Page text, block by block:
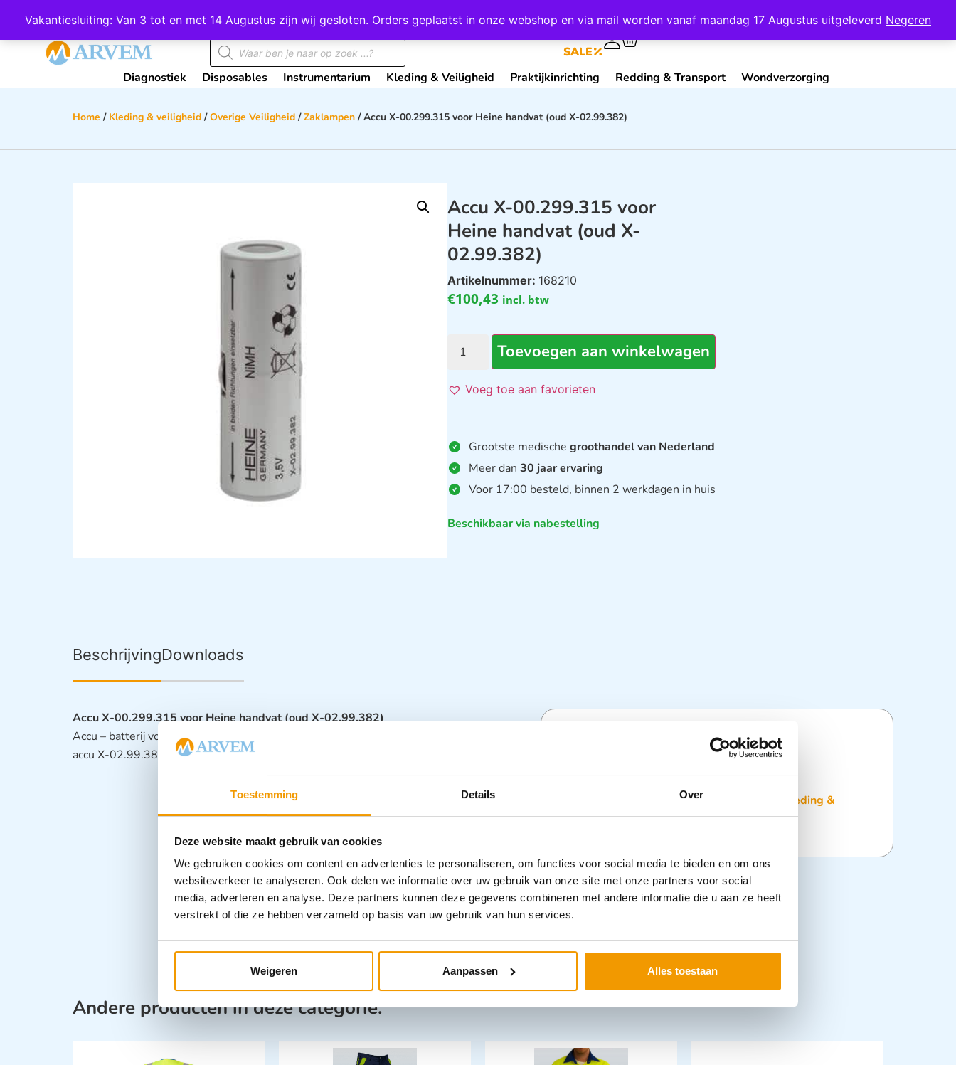
Toestemming Details Over
Deze website maakt gebruik van cookies
We gebruiken cookies om content en advertenties te personaliseren, om functies voor social media te bieden en om ons
websiteverkeer te analyseren. Ook delen we informatie over uw gebruik van onze site met onze partners voor social
media, adverteren en analyse. Deze partners kunnen deze gegevens combineren met andere informatie die u aan ze heeft
verstrekt of die ze hebben verzameld op basis van uw gebruik van hun services.
Weigeren Aanpassen Alles toestaan
Vakantiesluiting: Van 3 tot en met 14 Augustus zijn wij gesloten. Orders geplaatst in onze webshop en via mail worden vanaf maandag 17 Augustus uitgeleverd Negeren
Wij scoren een 4,8 op Google Mijn Account Contact
SALE
Diagnostiek Disposables Instrumentarium Kleding & Veiligheid Praktijkinrichting Redding & Transport Wondverzorging
Home / Kleding & veiligheid /Overige Veiligheid /Zaklampen / Accu X-00.299.315 voor Heine handvat (oud X-02.99.382)
Accu X-00.299.315 voor
Heine handvat (oud X-
02.99.382)
Artikelnummer: 168210
€100,43 incl. btw
Toevoegen aan winkelwagen
Voeg toe aan favorieten
Grootste medischegroothandel van Nederland
Meer dan30 jaar ervaring
Voor 17:00 besteld, binnen 2 werkdagen in huis
Beschikbaar via nabestelling
BeschrijvingDownloads
Accu X-00.299.315 voor Heine handvat (oud X-02.99.382)
Accu – batterij voor een oplaadbaar Heine 3.5V.. Deze accu batterij vervangt de oude Heine
accu X-02.99.380
Batterijen en Knoopcellen
Kleding &
veiligheid,Overige Veiligheid,Zaklampen
Andere producten in deze categorie: